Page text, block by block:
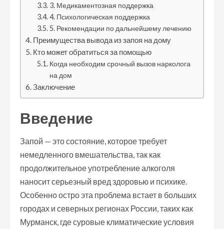
3. Медикаментозная поддержка
4. Психологическая поддержка
5. Рекомендации по дальнейшему лечению
Преимущества вывода из запоя на дому
Кто может обратиться за помощью
Когда необходим срочный вызов нарколога
на дом
Заключение
Введение
Запой — это состояние, которое требует
немедленного вмешательства, так как
продолжительное употребление алкоголя
наносит серьезный вред здоровью и психике.
Особенно остро эта проблема встает в больших
городах и северных регионах России, таких как
Мурманск, где суровые климатические условия